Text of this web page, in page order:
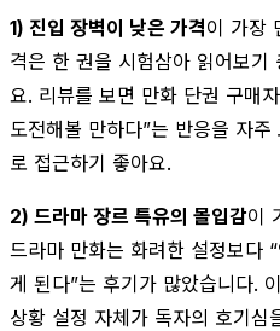
1) 진입 장벽이 낮은 가격이 가장
격은 한 권을 시험삼아 읽어보기
요. 리뷰를 보면 만화 단권 구매
도전해볼 만하다”는 반응을 자
로 접근하기 좋아요.
2) 드라마 장르 특유의 몰입감이
드라마 만화는 화려한 설정보다
게 된다”는 후기가 많았습니다.
상황 설정 자체가 독자의 호기심